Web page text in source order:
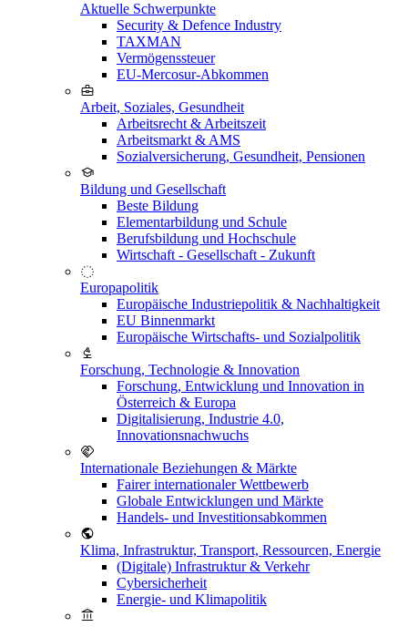
Aktuelle Schwerpunkte
Security & Defence Industry
TAXMAN
Vermögenssteuer
EU-Mercosur-Abkommen
Arbeit, Soziales, Gesundheit
Arbeitsrecht & Arbeitszeit
Arbeitsmarkt & AMS
Sozialversicherung, Gesundheit, Pensionen
Bildung und Gesellschaft
Beste Bildung
Elementarbildung und Schule
Berufsbildung und Hochschule
Wirtschaft - Gesellschaft - Zukunft
Europapolitik
Europäische Industriepolitik & Nachhaltigkeit
EU Binnenmarkt
Europäische Wirtschafts- und Sozialpolitik
Forschung, Technologie & Innovation
Forschung, Entwicklung und Innovation in
Österreich & Europa
Digitalisierung, Industrie 4.0,
Innovationsnachwuchs
Internationale Beziehungen & Märkte
Fairer internationaler Wettbewerb
Globale Entwicklungen und Märkte
Handels- und Investitionsabkommen
Klima, Infrastruktur, Transport, Ressourcen, Energie
(Digitale) Infrastruktur & Verkehr
Cybersicherheit
Energie- und Klimapolitik